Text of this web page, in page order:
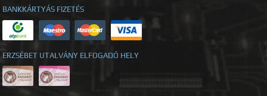
BANKKÁRTYÁS FIZETÉS
ERZSÉBET UTALVÁNY ELFOGADÓ HELY